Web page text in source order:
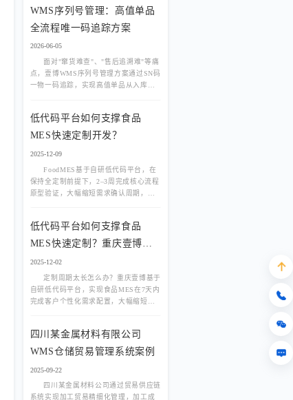
库。
WMS序列号管理：高值单品
全流程唯一码追踪方案
2026-06-05
面对"窜货难查"、"售后追溯难"等痛
点，壹博WMS序列号管理方案通过SN码
一物一码追踪，实现高值单品从入库、
低代码平台如何支撑食品
MES快速定制开发？
2025-12-09
FoodMES基于自研低代码平台，在
保持全定制前提下，2–3周完成核心流程
原型验证，大幅缩短需求确认周期，降
低代码平台如何支撑食品
MES快速定制？重庆壹博实
践
2025-12-02
定制周期太长怎么办？重庆壹博基于
自研低代码平台，实现食品MES在7天内
完成客户个性化需求配置，大幅缩短交
四川某金属材料有限公司
WMS仓储贸易管理系统案例
2025-09-22
四川某金属材料公司通过贸易供应链
系统实现加工贸易精细化管理，加工成